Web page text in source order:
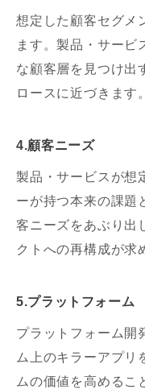
想定した顧客セグメ
ます。製品・サービ
な顧客層を見つけ出
ロースに近づきます。
4.顧客ニーズ
製品・サービスが想
ーが持つ本来の課題
客ニーズをあぶり出
クトへの再構成が求
5.プラットフォーム
プラットフォーム開
ム上のキラーアプリ
ムの価値を高めるこ